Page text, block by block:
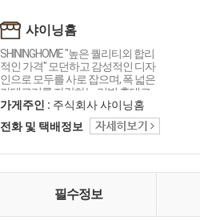
샤이닝홈
SHININGHOME "높은 퀄리티외 합리
적인 가격" 모던하고 감성적인 디자
인으로 모두를 사로 잡으며, 폭 넓은
카테고리를 자랑하는 리빙 홈데코
인테리어 샤이닝홈입니다.
가게주인 : 주식회사 샤이닝홈
전화 및 택배정보
필수정보